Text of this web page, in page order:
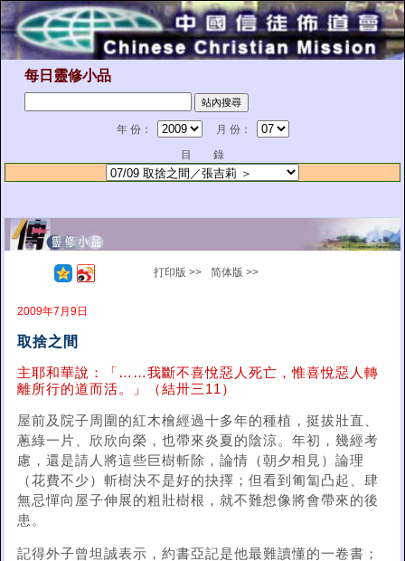
每日靈修小品
年 份：
月 份：
目 錄
打印版 >> 简体版 >>
2009年7月9日
取捨之間
主耶和華說：「……我斷不喜悅惡人死亡，惟喜悅惡人轉
離所行的道而活。」（結卅三11）
屋前及院子周圍的紅木檜經過十多年的種植，挺拔壯直、
蔥綠一片、欣欣向榮，也帶來炎夏的陰涼。年初，幾經考
慮，還是請人將這些巨樹斬除，論情（朝夕相見）論理
（花費不少）斬樹決不是好的抉擇；但看到匍匐凸起、肆
無忌憚向屋子伸展的粗壯樹根，就不難想像將會帶來的後
患。
記得外子曾坦誠表示，約書亞記是他最難讀懂的一卷書；